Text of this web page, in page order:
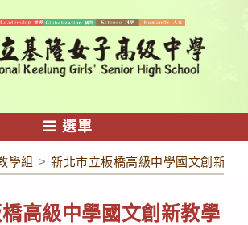
選單
學組 > 新北市立板橋高級中學國文創新教
高級中學國文創新教學